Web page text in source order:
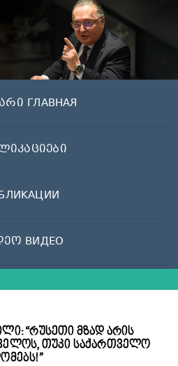
ГЛАВНАЯ
ВИДЕО
“რუსეთი მზად არის
თუკი საქართველო